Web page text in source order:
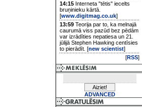
14:15 Interneta "tētis" iecelts
bruņinieku kārtā.
[www.digitmag.co.uk]
13:59 Teorija par to, ka melnajā
caurumā viss pazūd bez pēdām
var izrādīties nepatiesa un 21.
jūlijā Stephen Hawking centīsies
to pierādīt. [new scientist]
[RSS]
ADVANCED